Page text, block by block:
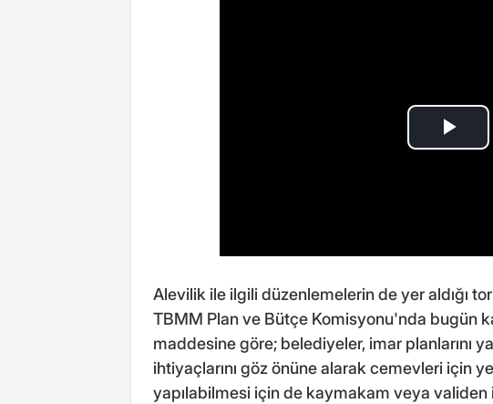
Alevilik ile ilgili düzenlemelerin de yer aldığı
TBMM Plan ve Bütçe Komisyonu'nda bugün
maddesine göre; belediyeler, imar planlarını
ihtiyaçlarını göz önüne alarak cemevleri için
yapılabilmesi için de kaymakam veya validen